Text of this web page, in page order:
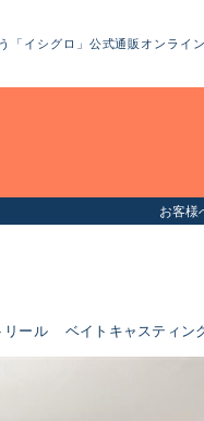
「イシグロ」公式通販オンライ
お客様
リール ベイトキャスティン